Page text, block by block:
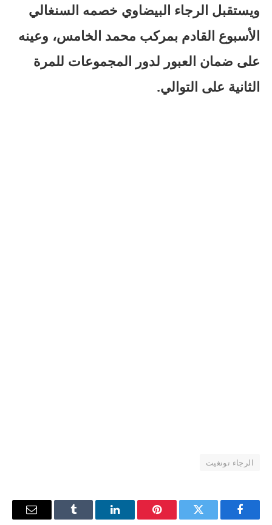
ويستقبل الرجاء البيضاوي خصمه السنغالي
الأسبوع القادم بمركب محمد الخامس، وعينه
على ضمان العبور لدور المجموعات للمرة
الثانية على التوالي.
الرجاء تونغيت
فيسبوك تويتر بينتيريستلينكدإن Tumblr البريد